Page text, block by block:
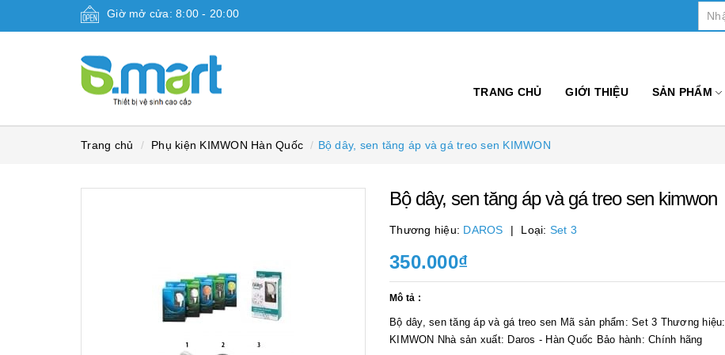
Giờ mở cửa: 8:00 - 20:00
TRANG CHỦ GIỚI THIỆU SẢN PHẨM
Trang chủ Phụ kiện KIMWON Hàn Quốc Bộ dây, sen tăng áp và gá treo sen KIMWON
Bộ dây, sen tăng áp và gá treo sen kimwon
Thương hiệu: DAROS Loại: Set 3
350.000₫
Mô tả :
Bộ dây, sen tăng áp và gá treo sen Mã sản phẩm: Set 3 Thương hiệu:
KIMWON Nhà sản xuất: Daros - Hàn Quốc Bảo hành: Chính hãng